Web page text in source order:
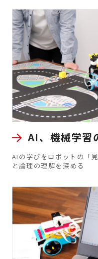
AI、機械学習
AIの学びをロボットの「
と論理の理解を深める